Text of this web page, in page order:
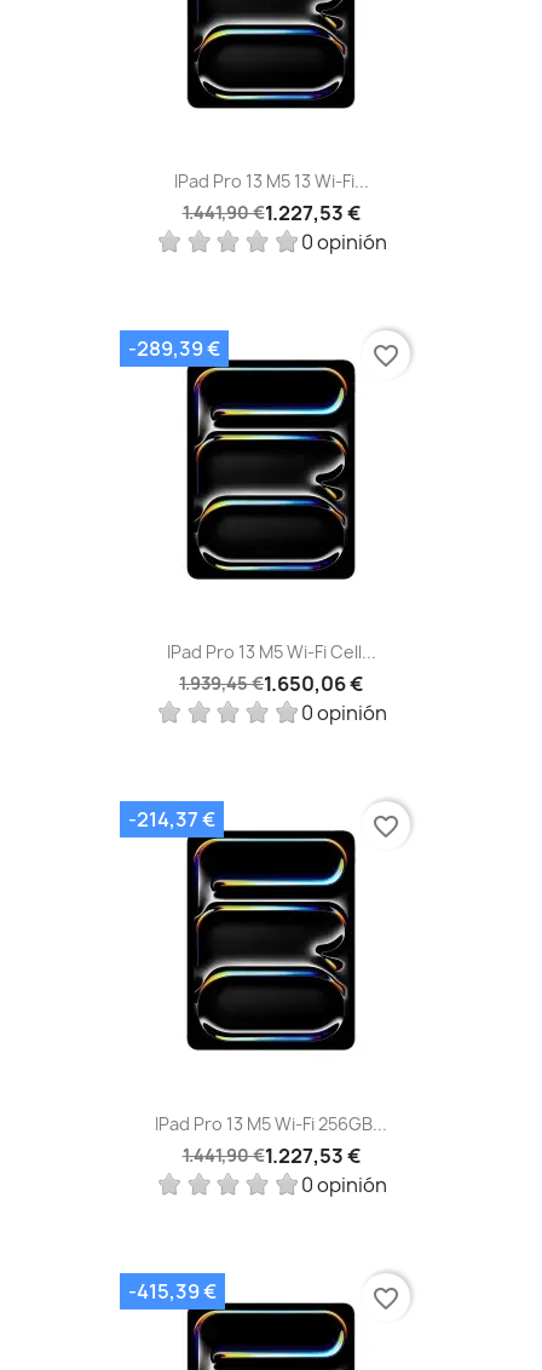
IPad Pro 13 M5 13 Wi‑Fi...
1.441,90 €1.227,53 €
0 opinión
IPad Pro 13 M5 Wi‑Fi Cell...
1.939,45 €1.650,06 €
0 opinión
-289,39 € favorite_border
IPad Pro 13 M5 Wi‑Fi 256GB...
1.441,90 €1.227,53 €
0 opinión
-214,37 € favorite_border
-415,39 € favorite_border